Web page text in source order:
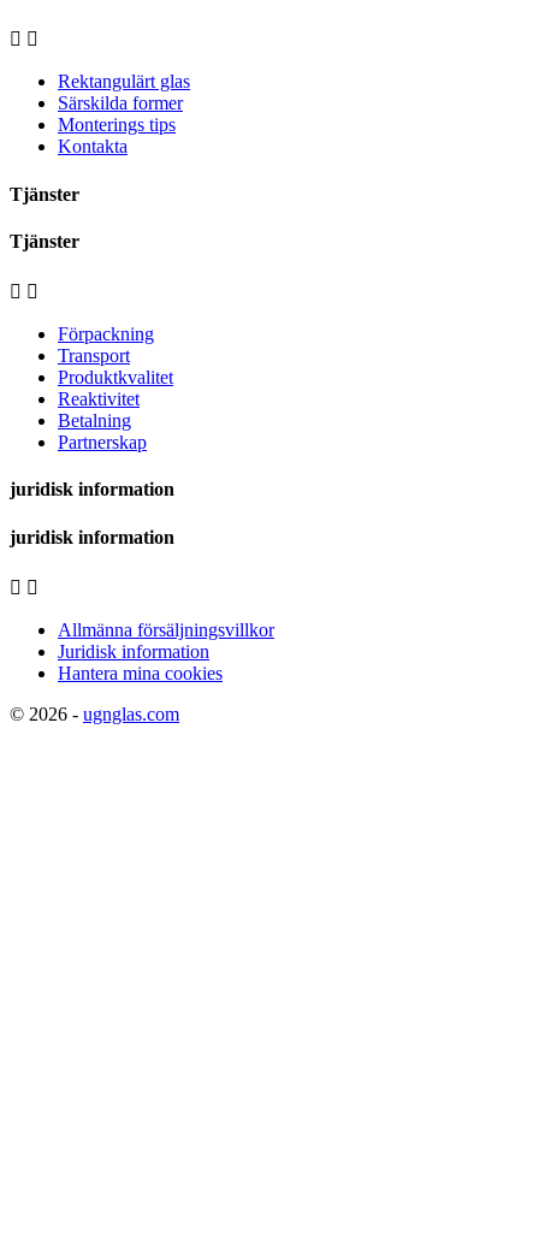
 
Rektangulärt glas
Särskilda former
Monterings tips
Kontakta
Tjänster
Tjänster
 
Förpackning
Transport
Produktkvalitet
Reaktivitet
Betalning
Partnerskap
juridisk information
juridisk information
 
Allmänna försäljningsvillkor
Juridisk information
Hantera mina cookies
© 2026 - ugnglas.com